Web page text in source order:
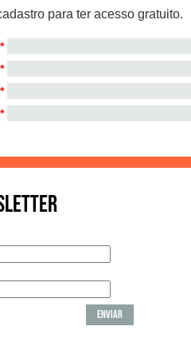
para ter acesso gratuito.
*
*
*
*